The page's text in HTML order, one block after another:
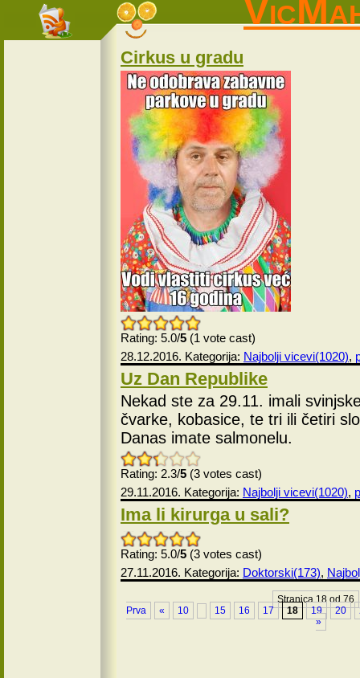
Cirkus u gradu
Rating: 5.0/5 (1 vote cast)
28.12.2016. Kategorija: Najbolji vicevi(1020),
Uz Dan Republike
Nekad ste za 29.11. imali
čvarke, kobasice, te tri ili četiri
Danas imate salmonelu.
Rating: 2.3/5 (3 votes cast)
29.11.2016. Kategorija: Najbolji vicevi(1020),
Ima li kirurga u sali?
Rating: 5.0/5 (3 votes cast)
27.11.2016. Kategorija: Doktorski(173),
Stranica 18 od 76
Prva
« 10 15 16 17 18 19 20
»